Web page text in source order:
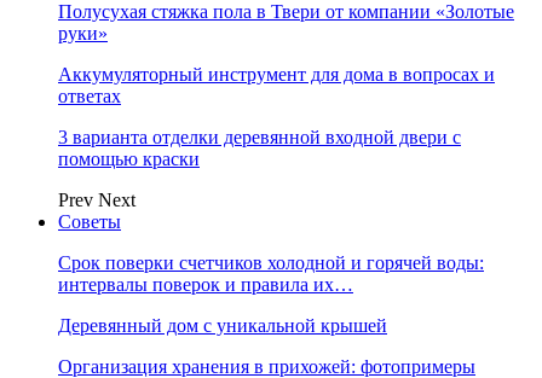
Полусухая стяжка пола в Твери от компании «Золотые
руки»
Аккумуляторный инструмент для дома в вопросах и
ответах
3 варианта отделки деревянной входной двери с
помощью краски
Prev Next
Советы
Срок поверки счетчиков холодной и горячей воды:
интервалы поверок и правила их…
Деревянный дом с уникальной крышей
Организация хранения в прихожей: фотопримеры